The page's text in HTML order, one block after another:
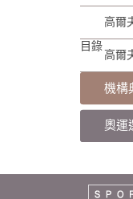
高爾
目錄
高爾
機構
奧運